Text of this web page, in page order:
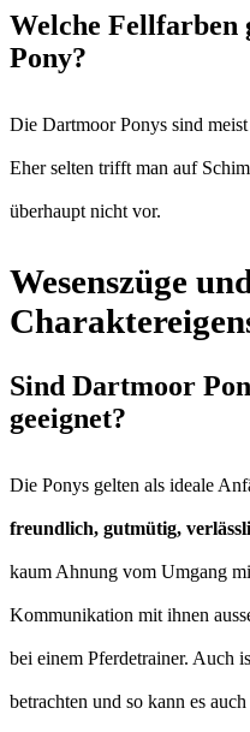
Welche Fellfarben
Pony?
Die Dartmoor Ponys sind
Eher selten trifft man auf
überhaupt nicht vor.
Wesenszüge
Sind Dartmoor
geeignet?
Die Ponys gelten als ideale
freundlich, gutmütig,
kaum Ahnung vom Umgang
Kommunikation mit ihnen
bei einem Pferdetrainer. Auch
betrachten und so kann es